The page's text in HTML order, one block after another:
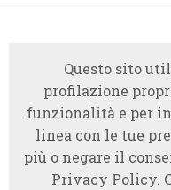
Questo sito
profilazione
funzionalità e per
linea con le tue
più o negare il
Privacy Policy.